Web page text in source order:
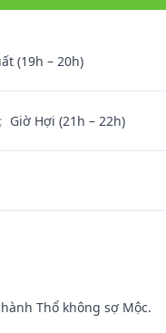
(19h – 20h)
; Giờ Hợi (21h – 22h)
Thổ không sợ Mộc.